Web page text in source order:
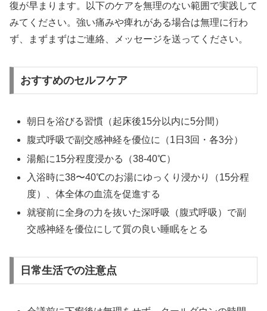
復が早まります。以下のケアを無理のない範囲で実践して
みてください。強い痛みや痺れがある場合は無理に行わ
ず、まずまずはご連絡、メッセージを送ってください。
おすすめのセルフケア
朝日を浴びる習慣（起床後15分以内に5分間）
腹式呼吸で副交感神経を優位に（1日3回・各3分）
湯船に15分程度浸かる（38-40℃）
入浴時に38〜40℃のお湯にゆっくり浸かり（15分程
度）、体全体の血流を促進する
就寝前に全身の力を抜いた深呼吸（腹式呼吸）で副
交感神経を優位にして質の良い睡眠をとる
日常生活での注意点